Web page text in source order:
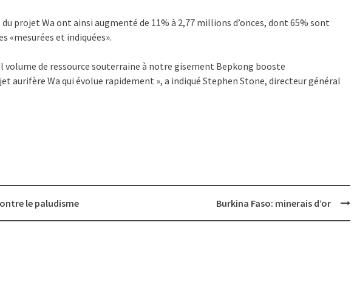
projet Wa ont ainsi augmenté de 11% à 2,77 millions d’onces, dont 65% sont
«mesurées et indiquées».
volume de ressource souterraine à notre gisement Bepkong booste
aurifère Wa qui évolue rapidement », a indiqué Stephen Stone, directeur général
le paludisme Burkina Faso: minerais d’or